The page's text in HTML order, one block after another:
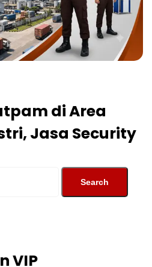
di Area
Jasa Security
VIP